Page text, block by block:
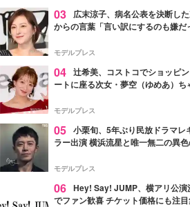
03
広末涼子、病名公表を決断し
からの言葉「言い訳にするのも嫌だ
モデルプレス
04 辻希美、コストコでショッピ
ートに座る次女・夢空（ゆめあ）ち
ぎ」「成長を感じる」の声
モデルプレス
05 小栗旬、5年ぶり民放ドラマレ
ラー出演 横浜流星と唯一無二の異
モデルプレス
06 Hey! Say! JUMP、横アリ公演
でファン歓喜 チケット価格にも注